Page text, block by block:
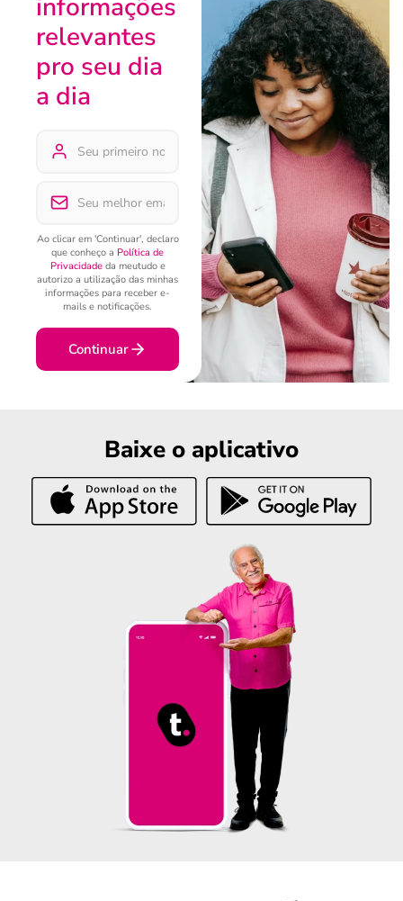
informações
relevantes
pro seu dia
a dia
Ao clicar em 'Continuar', declaro
que conheço a Política de
Privacidadeda meutudo e
autorizo a utilização das minhas
informações para receber e-
mails e notificações.
Continuar
Baixe o aplicativo